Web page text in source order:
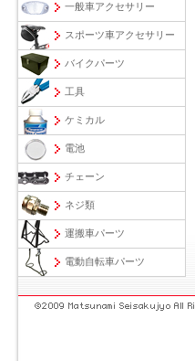
一般車アクセサリー
スポーツ車アクセサリー
バイクパーツ
工具
ケミカル
電池
チェーン
ネジ類
運搬車パーツ
電動自転車パーツ